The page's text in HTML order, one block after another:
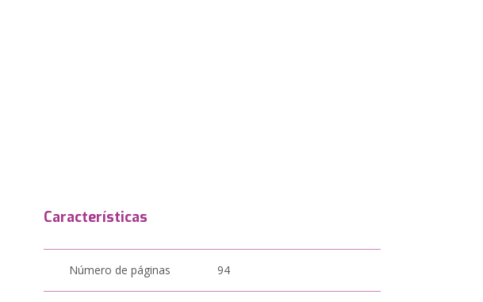
Características
Número de páginas 94